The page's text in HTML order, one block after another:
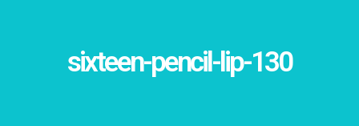
sixteen-pencil-lip-130